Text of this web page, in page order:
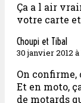
Ça a l air
votre carte
Choupi et Tibal
30 janvier 2012 à
On confirme,
Et en moto,
de motards